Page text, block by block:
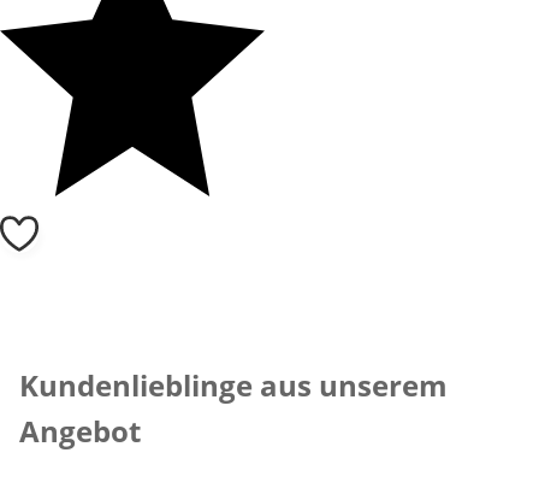
Kundenlieblinge aus unserem
Angebot